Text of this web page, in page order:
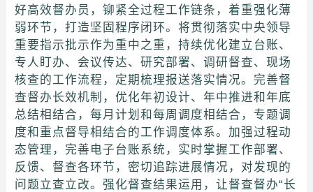
好高效督办员，铆紧全过程工作链条，着重强化薄
弱环节，打造坚固程序闭环。将贯彻落实中央领导
重要指示批示作为重中之重，持续优化建立台账、
专人盯办、会议传达、研究部署、调研督查、现场
核查的工作流程，定期梳理报送落实情况。完善督
查督办长效机制，优化年初设计、年中推进和年底
总结相结合，每月计划和每周调度相结合，专题调
度和重点督导相结合的工作调度体系。加强过程动
态管理，完善电子台账系统，实时掌握工作部署、
反馈、督查各环节，密切追踪进展情况，对发现的
问题立查立改。强化督查结果运用，让督查督办“长